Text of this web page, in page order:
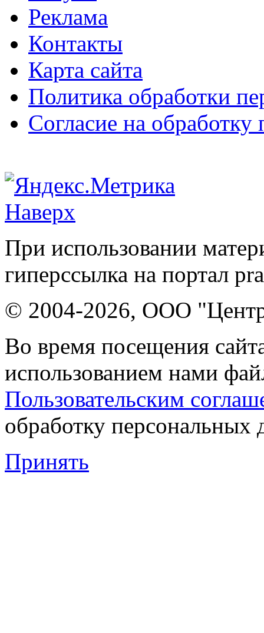
Реклама
Контакты
Карта сайта
Политика обработки
Согласие на
Наверх
При использовании
гиперссылка на портал
© 2004-2026, ООО "Центр
Во время посещения
использованием нами
Пользовательским
обработку персональных
Принять